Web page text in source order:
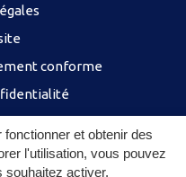
et obtenir des
l'utilisation, vous pouvez
souhaitez activer.
conforme